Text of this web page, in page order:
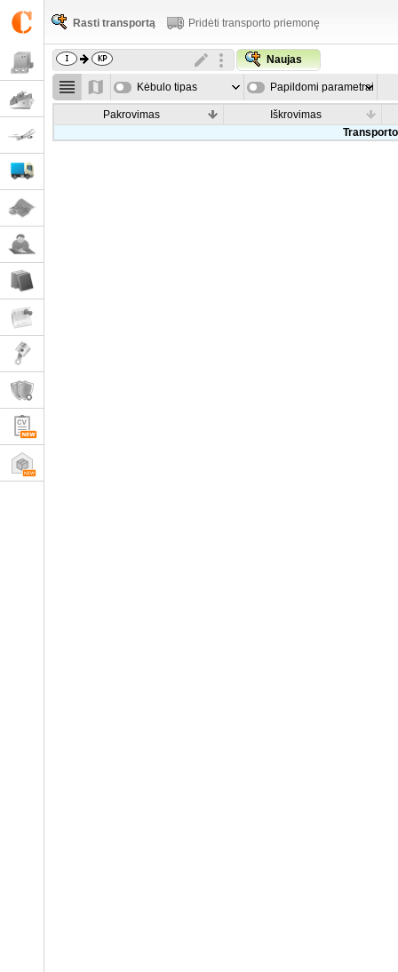
Rasti transportą Pridėti transporto priemonę
Naujas
Kėbulo tipas Papildomi parametrai
Pakrovimas
Iškrovimas